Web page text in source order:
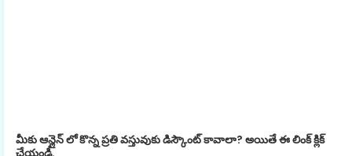
మీకు ఆన్లైన్ లో కొన్న ప్రతి వస్తువుకు డిస్కౌంట్ కావాలా? అయితే ఈ లింక్ క్లిక్
చేయండి.